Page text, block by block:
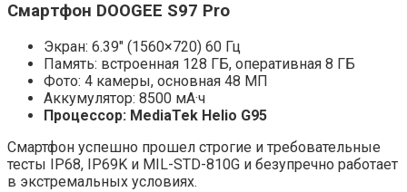
Смартфон DOOGEE S97 Pro
Экран: 6.39″ (1560×720) 60 Гц
Память: встроенная 128 ГБ, оперативная 8 ГБ
Фото: 4 камеры, основная 48 МП
Аккумулятор: 8500 мА·ч
Процессор: MediaTek Helio G95
Смартфон успешно прошел строгие и требовательные
тесты IP68, IP69K и MIL-STD-810G и безупречно работает
в экстремальных условиях.